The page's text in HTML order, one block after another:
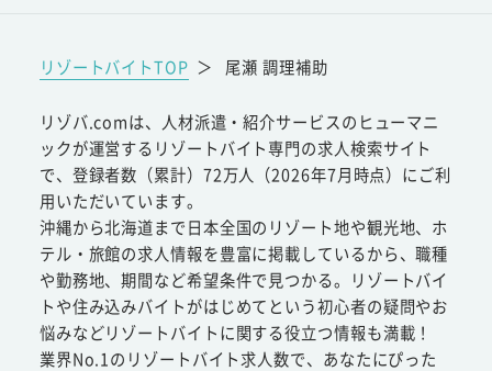
リゾートバイトTOP ＞ 尾瀬 調理補助
リゾバ.comは、人材派遣・紹介サービスのヒューマニ
ックが運営するリゾートバイト専門の求人検索サイト
で、登録者数（累計）72万人（2026年7月時点）にご利
用いただいています。
沖縄から北海道まで日本全国のリゾート地や観光地、ホ
テル・旅館の求人情報を豊富に掲載しているから、職種
や勤務地、期間など希望条件で見つかる。リゾートバイ
トや住み込みバイトがはじめてという初心者の疑問やお
悩みなどリゾートバイトに関する役立つ情報も満載！
業界No.1のリゾートバイト求人数で、あなたにぴった